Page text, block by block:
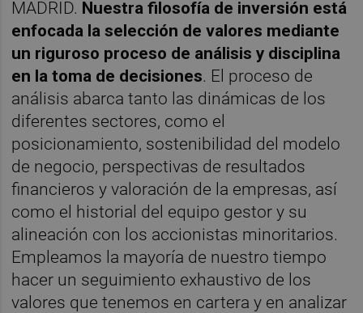
MADRID. Nuestra filosofía de inversión está
enfocada la selección de valores mediante
un riguroso proceso de análisis y disciplina
en la toma de decisiones. El proceso de
análisis abarca tanto las dinámicas de los
diferentes sectores, como el
posicionamiento, sostenibilidad del modelo
de negocio, perspectivas de resultados
financieros y valoración de la empresas, así
como el historial del equipo gestor y su
alineación con los accionistas minoritarios.
Empleamos la mayoría de nuestro tiempo
hacer un seguimiento exhaustivo de los
valores que tenemos en cartera y en analizar